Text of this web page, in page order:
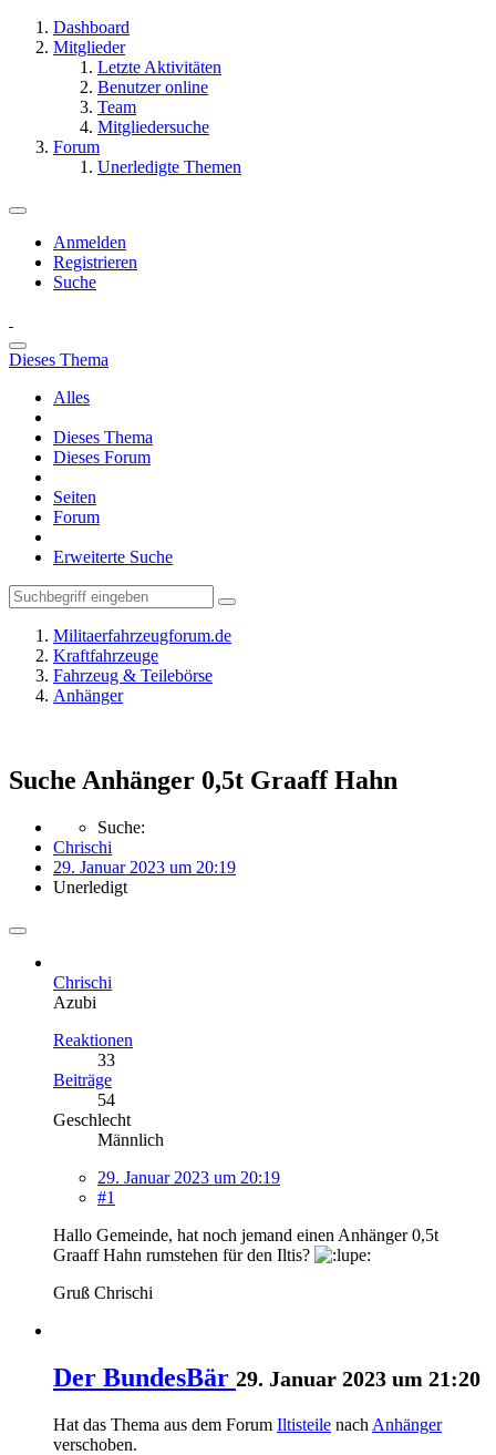
Dashboard
Mitglieder
Letzte Aktivitäten
Benutzer online
Team
Mitgliedersuche
Forum
Unerledigte Themen
Anmelden
Registrieren
Suche
Dieses Thema
Alles
Dieses Thema
Dieses Forum
Seiten
Forum
Erweiterte Suche
Militaerfahrzeugforum.de
Kraftfahrzeuge
Fahrzeug & Teilebörse
Anhänger
Suche Anhänger 0,5t Graaff Hahn
Suche:
Chrischi
29. Januar 2023 um 20:19
Unerledigt
Chrischi
Azubi
Reaktionen
33
Beiträge
54
Geschlecht
Männlich
29. Januar 2023 um 20:19
#1
Hallo Gemeinde, hat noch jemand einen Anhänger 0,5t
Graaff Hahn rumstehen für den Iltis?
Gruß Chrischi
Der BundesBär 29. Januar 2023 um 21:20
Hat das Thema aus dem Forum Iltisteile nach Anhänger
verschoben.